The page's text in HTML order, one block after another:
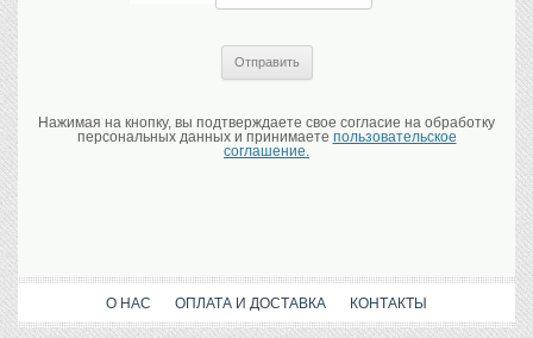
Нажимая на кнопку, вы подтверждаете свое согласие на обработку
персональных данных и принимаете пользовательское
соглашение.
О НАС ОПЛАТА И ДОСТАВКА КОНТАКТЫ